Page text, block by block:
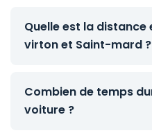
Quelle est la
virton et Saint-mard ?
Combien de temps
voiture ?